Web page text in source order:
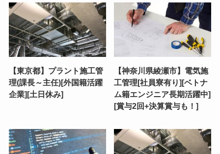
【東京都】プラント施工管
理(課長～主任)[外国籍活躍
企業][土日休み]
【神奈川県綾瀬市】電気施
工管理[社員寮有り][ベトナ
ム籍エンジニア長期活躍中]
[賞与2回+決算賞与も！]